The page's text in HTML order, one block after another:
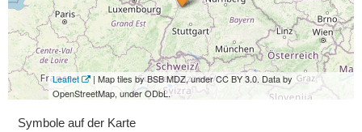
Leaflet
| Map tiles by BSB MDZ, under CC BY 3.0. Data by
OpenStreetMap, under ODbL.
Symbole auf der Karte